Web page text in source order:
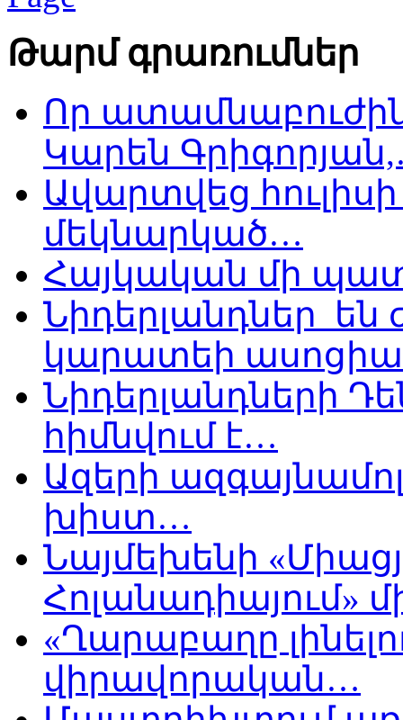
Թարմ գրառումներ
Որ
Կարեն
Ավարտվեց
մեկնարկած…
Հայկական մի
Նիդերլանդներ
կարատեի
Նիդերլանդների
հիմնվում է…
Ազերի
խիստ…
Նայմեխենի
Հոլանադիայում»
«Ղարաբաղը
վիրավորական…